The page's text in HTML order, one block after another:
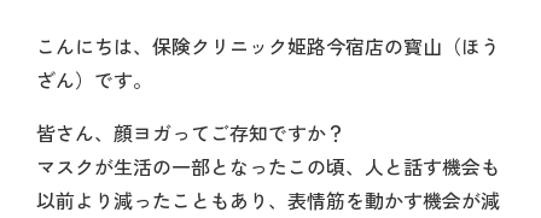
こんにちは、保険クリニック姫路今宿店の寳山（ほう
ざん）です。
皆さん、顔ヨガってご存知ですか？
マスクが生活の一部となったこの頃、人と話す機会も
以前より減ったこともあり、表情筋を動かす機会が減